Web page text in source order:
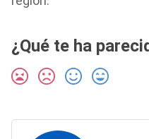
¿Qué te ha